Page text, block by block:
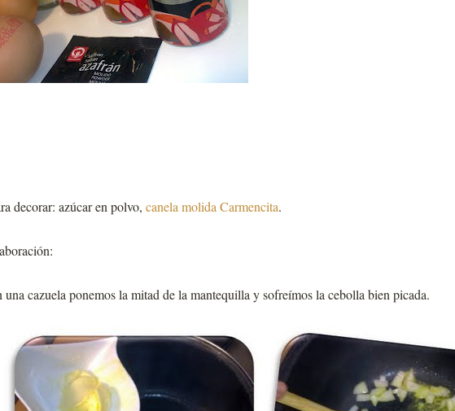
decorar: azúcar en polvo, canela molida Carmencita.
una cazuela ponemos la mitad de la mantequilla y sofreímos la cebolla bien picada.